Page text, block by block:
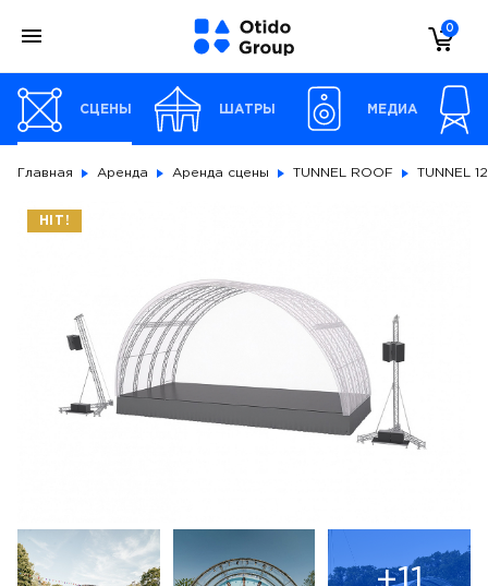
0
СЦЕНЫ ШАТРЫ МЕДИА
Главная Аренда Аренда сцены TUNNEL ROOF TUNNEL 12
HIT!